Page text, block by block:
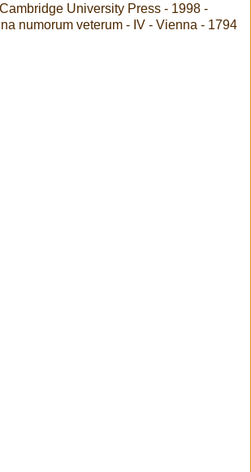
University Press - 1998 -
numorum veterum - IV - Vienna - 1794